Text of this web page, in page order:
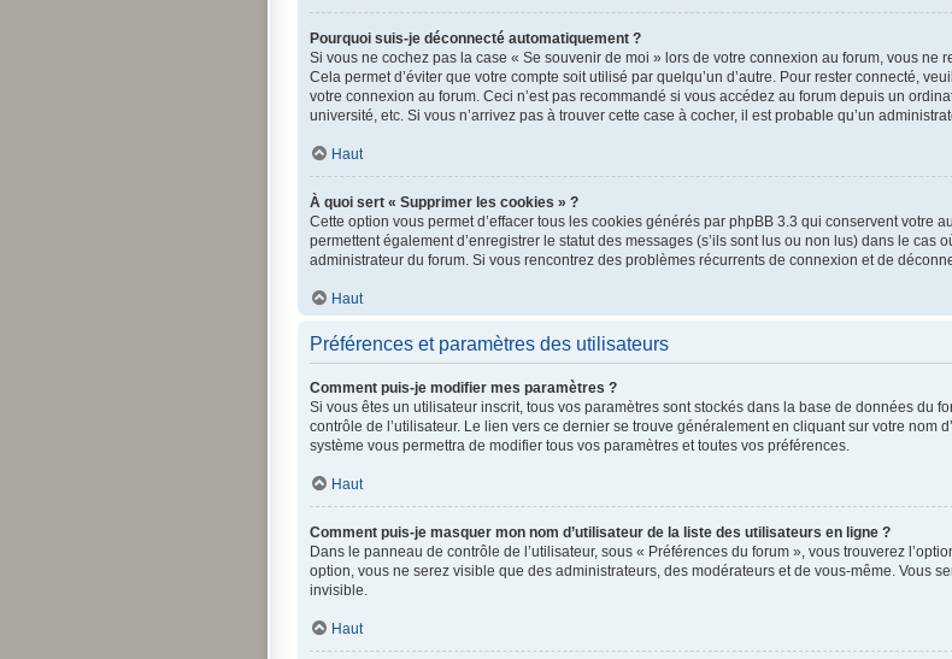
Pourquoi suis-je déconnecté automatiquement ?
Si vous ne cochez pas la case « Se souvenir de moi » lors de votre connexion au forum, vous ne
Cela permet d’éviter que votre compte soit utilisé par quelqu’un d’autre. Pour rester connecté,
votre connexion au forum. Ceci n’est pas recommandé si vous accédez au forum depuis un
université, etc. Si vous n’arrivez pas à trouver cette case à cocher, il est probable qu’un
Haut
À quoi sert « Supprimer les cookies » ?
Cette option vous permet d’effacer tous les cookies générés par phpBB 3.3 qui conservent votre
permettent également d’enregistrer le statut des messages (s’ils sont lus ou non lus) dans le cas
administrateur du forum. Si vous rencontrez des problèmes récurrents de connexion et de
Haut
Préférences et paramètres des utilisateurs
Comment puis-je modifier mes paramètres ?
Si vous êtes un utilisateur inscrit, tous vos paramètres sont stockés dans la base de données du
contrôle de l’utilisateur. Le lien vers ce dernier se trouve généralement en cliquant sur votre nom
système vous permettra de modifier tous vos paramètres et toutes vos préférences.
Haut
Comment puis-je masquer mon nom d’utilisateur de la liste des utilisateurs en ligne ?
Dans le panneau de contrôle de l’utilisateur, sous « Préférences du forum », vous trouverez
option, vous ne serez visible que des administrateurs, des modérateurs et de vous-même. Vous
invisible.
Haut